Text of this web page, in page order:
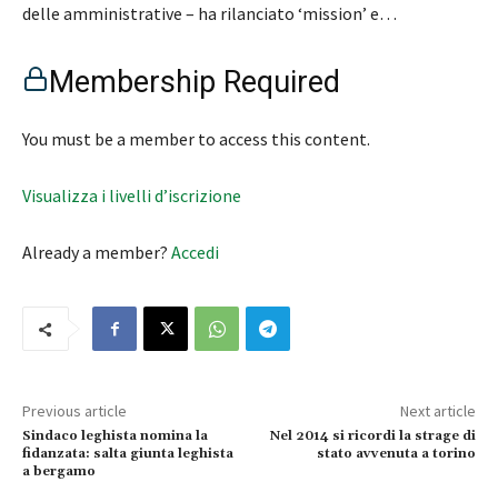
delle amministrative – ha rilanciato ‘mission’ e…
Membership Required
You must be a member to access this content.
Visualizza i livelli d’iscrizione
Already a member? Accedi
Previous article
Sindaco leghista nomina la
fidanzata: salta giunta leghista
a bergamo
Next article
Nel 2014 si ricordi la strage di
stato avvenuta a torino